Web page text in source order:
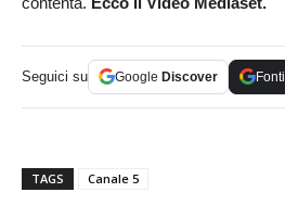
Seguici su Google Discover Fonti
TAGS Canale 5